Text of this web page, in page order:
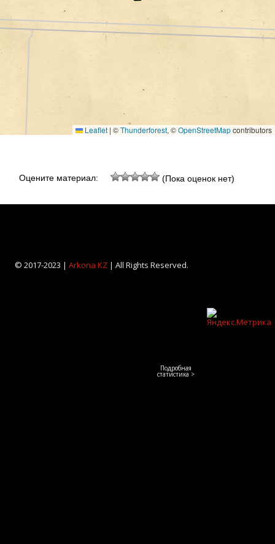
Leaflet | ©Thunderforest, ©OpenStreetMapcontributors
Оцените материал: (Пока оценок нет)
© 2017-2023 | Arkona KZ| All Rights Reserved.
Подробная
статистика >